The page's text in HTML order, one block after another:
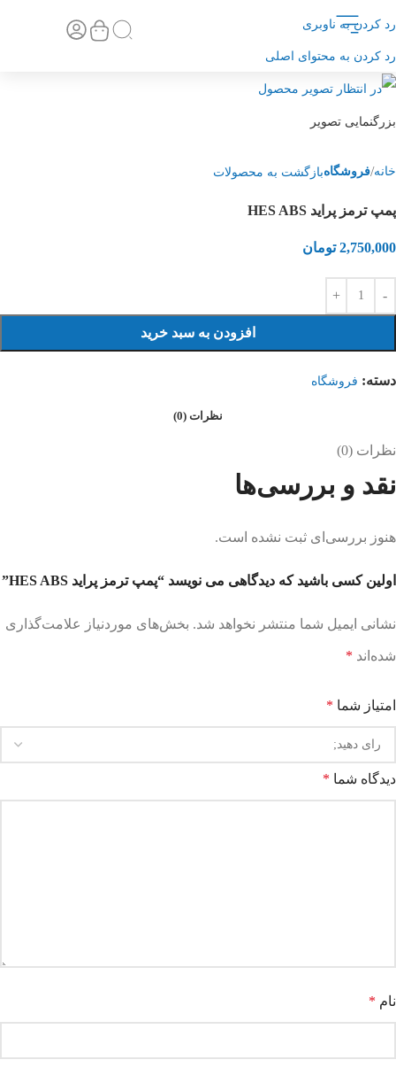
رد کردن به ناوبری
رد کردن به محتوای اصلی
بزرگنمایی تصویر
خانه فروشگاهبازگشت به محصولات
پمپ ترمز پراید HES ABS
2,750,000 تومان
افزودن به سبد خرید
دسته: فروشگاه
نظرات (0)
نظرات (0)
نقد و بررسی‌ها
هنوز بررسی‌ای ثبت نشده است.
اولین کسی باشید که دیدگاهی می نویسد “پمپ ترمز پراید HES ABS”
نشانی ایمیل شما منتشر نخواهد شد. بخش‌های موردنیاز علامت‌گذاری
شده‌اند *
امتیاز شما *
دیدگاه شما *
نام *